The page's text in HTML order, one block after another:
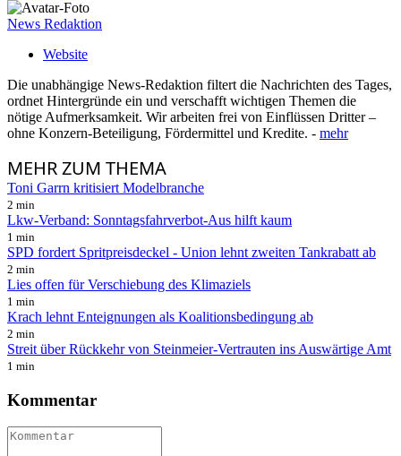
News Redaktion
Website
Die unabhängige News-Redaktion filtert die Nachrichten des Tages,
ordnet Hintergründe ein und verschafft wichtigen Themen die
nötige Aufmerksamkeit. Wir arbeiten frei von Einflüssen Dritter –
ohne Konzern-Beteiligung, Fördermittel und Kredite. - mehr
MEHRZUM THEMA
Toni Garrn kritisiert Modelbranche
2 min
Lkw-Verband: Sonntagsfahrverbot-Aus hilft kaum
1 min
SPD fordert Spritpreisdeckel - Union lehnt zweiten Tankrabatt ab
2 min
Lies offen für Verschiebung des Klimaziels
1 min
Krach lehnt Enteignungen als Koalitionsbedingung ab
2 min
Streit über Rückkehr von Steinmeier-Vertrauten ins Auswärtige Amt
1 min
Kommentar